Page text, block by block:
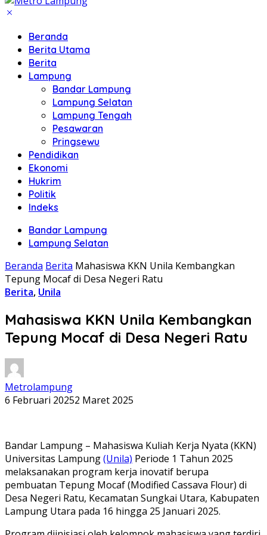
Beranda
Berita Utama
Berita
Lampung
Bandar Lampung
Lampung Selatan
Lampung Tengah
Pesawaran
Pringsewu
Pendidikan
Ekonomi
Hukrim
Politik
Indeks
Bandar Lampung
Lampung Selatan
Beranda Berita Mahasiswa KKN Unila Kembangkan
Tepung Mocaf di Desa Negeri Ratu
Berita, Unila
Mahasiswa KKN Unila Kembangkan
Tepung Mocaf di Desa Negeri Ratu
Metrolampung
6 Februari 20252 Maret 2025
Bandar Lampung – Mahasiswa Kuliah Kerja Nyata (KKN)
Universitas Lampung(Unila) Periode 1 Tahun 2025
melaksanakan program kerja inovatif berupa
pembuatan Tepung Mocaf (Modified Cassava Flour) di
Desa Negeri Ratu, Kecamatan Sungkai Utara, Kabupaten
Lampung Utara pada 16 hingga 25 Januari 2025.